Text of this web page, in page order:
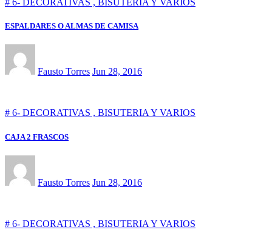
# 6- DECORATIVAS , BISUTERIA Y VARIOS
ESPALDARES O ALMAS DE CAMISA
Fausto Torres Jun 28, 2016
# 6- DECORATIVAS , BISUTERIA Y VARIOS
CAJA 2 FRASCOS
Fausto Torres Jun 28, 2016
# 6- DECORATIVAS , BISUTERIA Y VARIOS